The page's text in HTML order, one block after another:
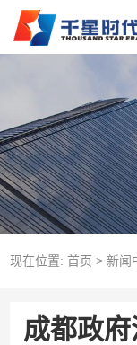
现在位置: 首页 > 新闻
成都政